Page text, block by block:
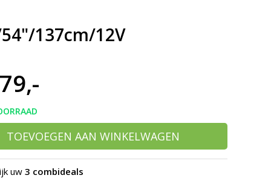
om
een
Enter
om
het
geselecteerde
137cm/12V
TOEVOEGEN AAN WINKELWAGEN
uw 3 combideals